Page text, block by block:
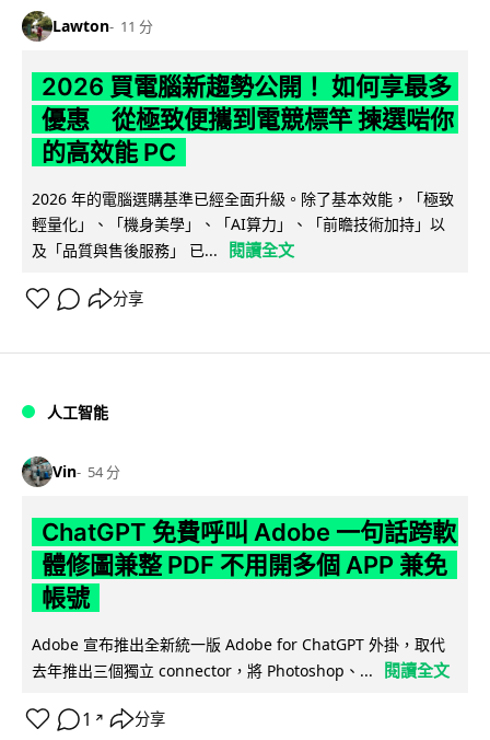
Lawton 11 分
2026 買電腦新趨勢公開！ 如何享最多
優惠 從極致便攜到電競標竿 揀選啱你
的高效能 PC
2026 年的電腦選購基準已經全面升級。除了基本效能，「極致
輕量化」、「機身美學」、「AI算力」、「前瞻技術加持」以
及「品質與售後服務」 已...
閱讀全文
分享
人工智能
Vin 54 分
ChatGPT 免費呼叫 Adobe 一句話跨軟
體修圖兼整 PDF 不用開多個 APP 兼免
帳號
Adobe 宣布推出全新統一版 Adobe for ChatGPT 外掛，取代
去年推出三個獨立 connector，將 Photoshop、...
閱讀全文
1 ↗ 分享